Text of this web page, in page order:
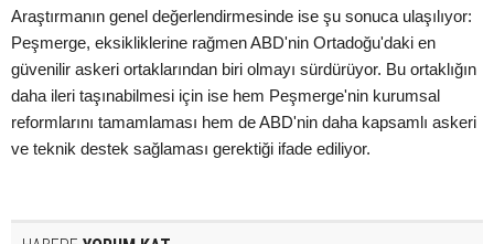
Araştırmanın genel değerlendirmesinde ise şu sonuca ulaşılıyor:
Peşmerge, eksikliklerine rağmen ABD'nin Ortadoğu'daki en
güvenilir askeri ortaklarından biri olmayı sürdürüyor. Bu ortaklığın
daha ileri taşınabilmesi için ise hem Peşmerge'nin kurumsal
reformlarını tamamlaması hem de ABD'nin daha kapsamlı askeri
ve teknik destek sağlaması gerektiği ifade ediliyor.